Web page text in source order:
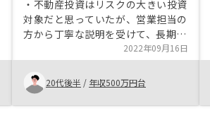
・不動産投資はリスクの大きい投資
対象だと思っていたが、営業担当の
方から丁寧な説明を受けて、長期資
産形成目的であればミドルリスクな
ものである事が理解出来た。その
為、今回購入しようと考えた。 ・
営業担当の方のレスポンスが素早
く、対応が丁寧であったのでとても
2022年09月16日
20代後半 / 年収500万円台